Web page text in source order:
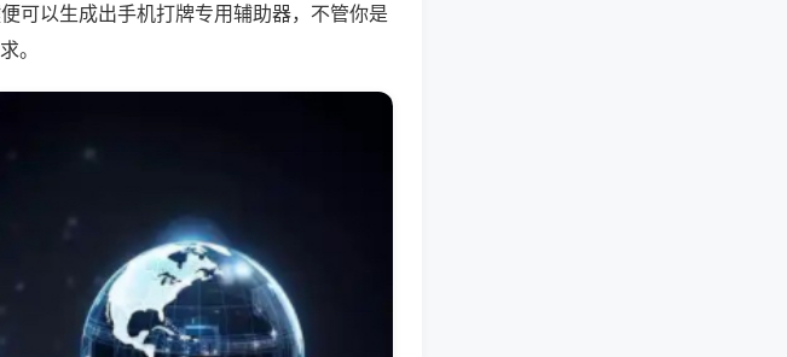
可以生成出手机打牌专用辅助器，不管你是
。